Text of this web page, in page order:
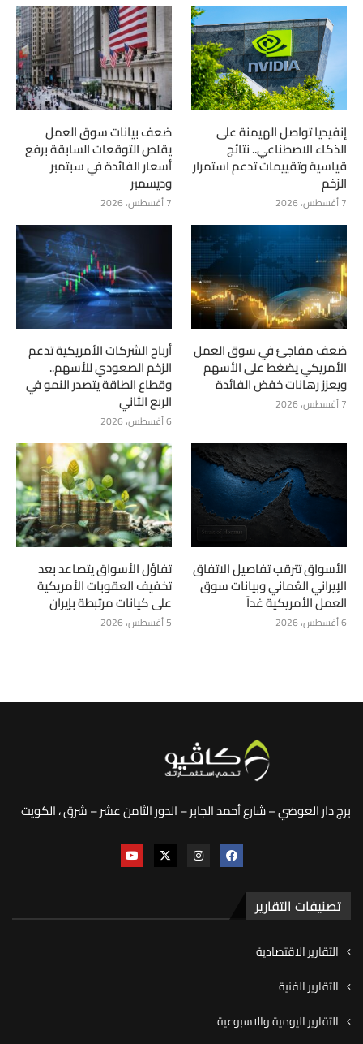
إنفيديا تواصل الهيمنة على
الذكاء الاصطناعي.. نتائج
قياسية وتقييمات تدعم استمرار
الزخم
7 أغسطس، 2026
ضعف بيانات سوق العمل
يقلص التوقعات السابقة برفع
أسعار الفائدة في سبتمبر
وديسمبر
7 أغسطس، 2026
ضعف مفاجئ في سوق العمل
الأمريكي يضغط على الأسهم
ويعزز رهانات خفض الفائدة
7 أغسطس، 2026
أرباح الشركات الأمريكية تدعم
الزخم الصعودي للأسهم..
وقطاع الطاقة يتصدر النمو في
الربع الثاني
6 أغسطس، 2026
الأسواق تترقب تفاصيل الاتفاق
الإيراني العُماني وبيانات سوق
العمل الأمريكية غداً
6 أغسطس، 2026
تفاؤل الأسواق يتصاعد بعد
تخفيف العقوبات الأمريكية
على كيانات مرتبطة بإيران
5 أغسطس، 2026
برج دار العوضي – شارع أحمد الجابر – الدور الثامن عشر – شرق ، الكويت
تصنيفات التقارير
التقارير الاقتصادية
التقارير الفنية
التقارير اليومية والاسبوعية